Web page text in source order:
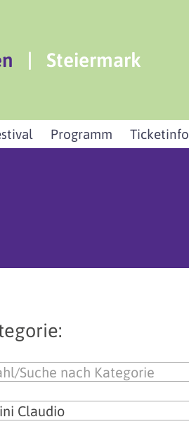
| Steiermark
Programm Ticketinfo
Suche nach Kategorie
Claudio